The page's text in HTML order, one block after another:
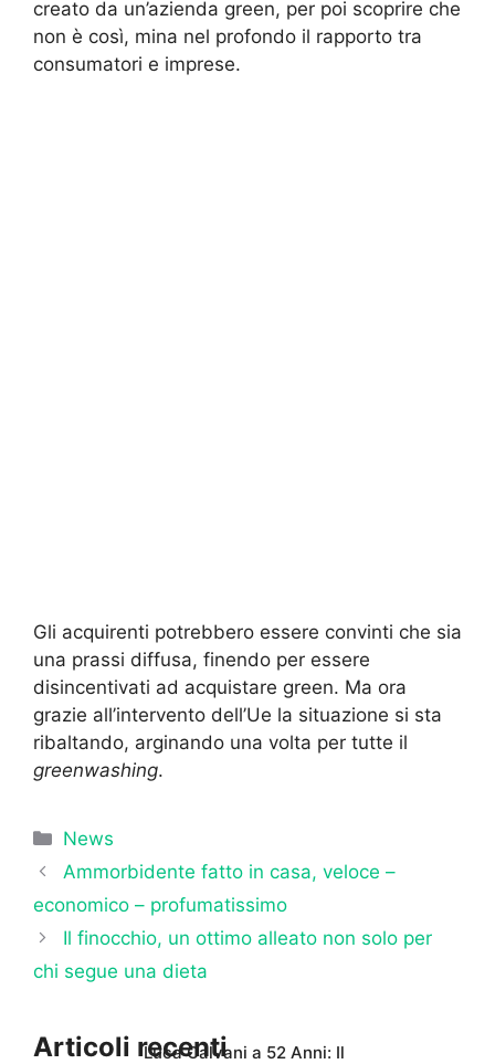
creato da un’azienda green, per poi scoprire che
non è così, mina nel profondo il rapporto tra
consumatori e imprese.
Gli acquirenti potrebbero essere convinti che sia
una prassi diffusa, finendo per essere
disincentivati ad acquistare green. Ma ora
grazie all’intervento dell’Ue la situazione si sta
ribaltando, arginando una volta per tutte il
greenwashing.
Categorie
News
Ammorbidente fatto in casa, veloce –
economico – profumatissimo
Il finocchio, un ottimo alleato non solo per
chi segue una dieta
Articoli recentiLuca Calvani a 52 Anni: Il